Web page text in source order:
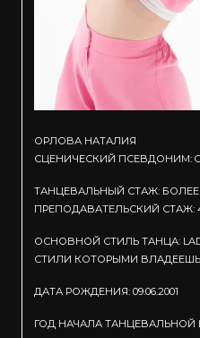
ОРЛОВА НАТАЛИЯ
СЦЕНИЧЕСКИЙ ПСЕВДОНИМ:
ТАНЦЕВАЛЬНЫЙ СТАЖ: БОЛЕЕ
ПРЕПОДАВАТЕЛЬСКИЙ СТАЖ:
ОСНОВНОЙ СТИЛЬ ТАНЦА:
СТИЛИ КОТОРЫМИ ВЛАДЕЕШЬ:
ДАТА РОЖДЕНИЯ: 09.06.2001
ГОД НАЧАЛА ТАНЦЕВАЛЬНОЙ